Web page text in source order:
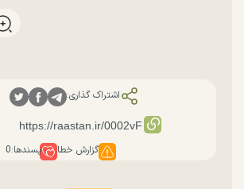
اشتراک گذاری:
گزارش خطا پسندها:0